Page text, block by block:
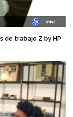
de trabajo Z by HP